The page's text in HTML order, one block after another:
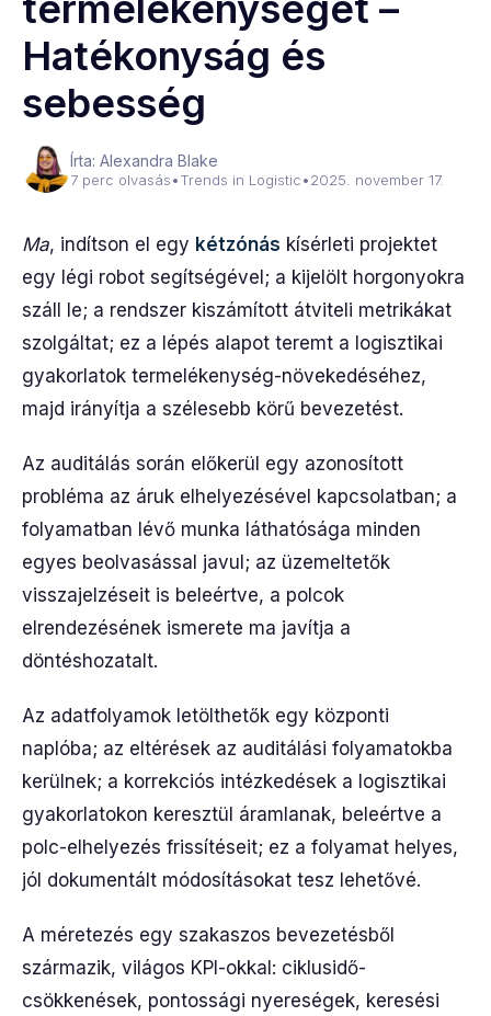
Hatékonyság és
sebesség
Írta: Alexandra Blake
7 perc olvasás•Trends in Logistic•2025. november 17.
Ma, indítson el egy kétzónás kísérleti projektet
egy légi robot segítségével; a kijelölt horgonyokra
száll le; a rendszer kiszámított átviteli metrikákat
szolgáltat; ez a lépés alapot teremt a logisztikai
gyakorlatok termelékenység-növekedéséhez,
majd irányítja a szélesebb körű bevezetést.
Az auditálás során előkerül egy azonosított
probléma az áruk elhelyezésével kapcsolatban; a
folyamatban lévő munka láthatósága minden
egyes beolvasással javul; az üzemeltetők
visszajelzéseit is beleértve, a polcok
elrendezésének ismerete ma javítja a
döntéshozatalt.
Az adatfolyamok letölthetők egy központi
naplóba; az eltérések az auditálási folyamatokba
kerülnek; a korrekciós intézkedések a logisztikai
gyakorlatokon keresztül áramlanak, beleértve a
polc-elhelyezés frissítéseit; ez a folyamat helyes,
jól dokumentált módosításokat tesz lehetővé.
A méretezés egy szakaszos bevezetésből
származik, világos KPI-okkal: ciklusidő-
csökkenések, pontossági nyereségek, keresési